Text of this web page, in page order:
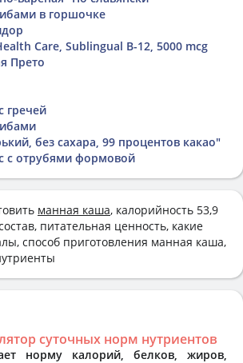
в горшочке
Care, Sublingual B-12, 5000 mcg
Прето
гречей
без сахара, 99 процентов какао"
с отрубями формовой
манная каша, калорийность 53,9
питательная ценность, какие
способ приготовления манная каша,
суточных норм нутриентов
норму калорий, белков, жиров,